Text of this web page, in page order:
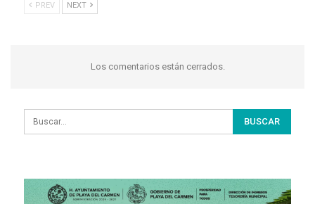
PREV NEXT
Los comentarios están cerrados.